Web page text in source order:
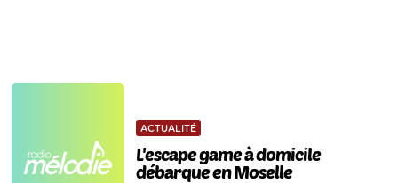
ACTUALITÉ
L'escape game à domicile
débarque en Moselle